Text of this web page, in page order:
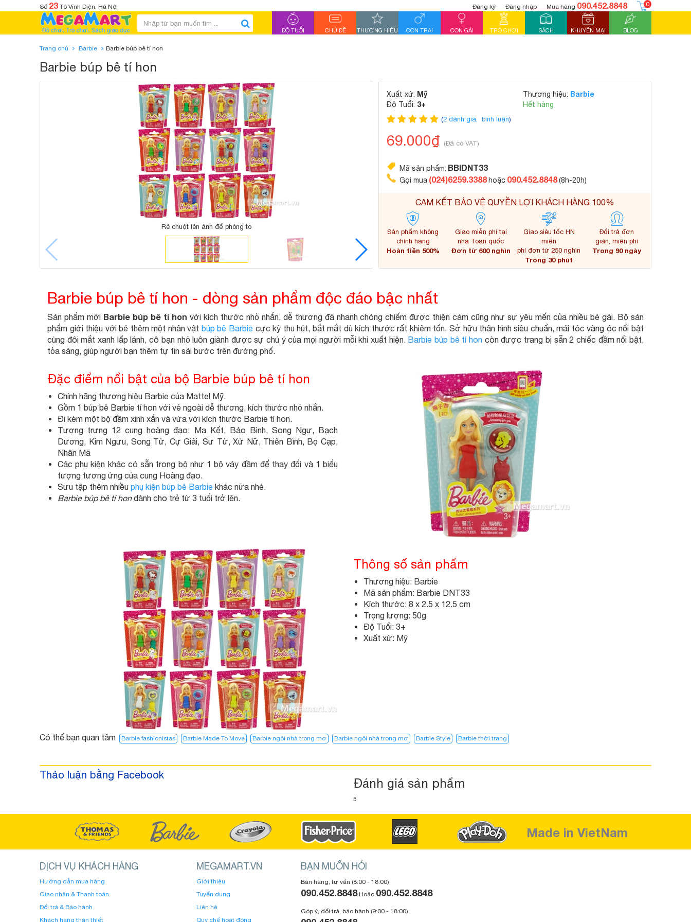
Số 23 Tô Vĩnh Diện, Hà Nội Đăng ký Đăng nhập Mua hàng 090.452.8848 0
ĐỘ TUỔI CHỦ ĐỀ THƯƠNG HIỆU CON TRAI CON GÁI TRÒ CHƠI SÁCH KHUYẾN MẠI BLOG
Trang chủ Barbie Barbie búp bê tí hon
Barbie búp bê tí hon
Rê chuột lên ảnh để phóng to
Xuất xứ: Mỹ
Độ Tuổi: 3+
Thương hiệu: Barbie
Hết hàng
(2 đánh giá, bình luận)
69.000₫ (Đã có VAT)
CAM KẾT BẢO VỆ QUYỀN LỢI KHÁCH HÀNG 100%
Sản phẩm không
chính hãng
Hoàn tiền 500%
Giao miễn phí tại
nhà Toàn quốc
Đơn từ 600 nghìn
Giao siêu tốc HN
miễn
phí đơn từ 250 nghìn
Trong 30 phút
Đổi trả đơn
giản, miễn phí
Trong 90 ngày
Mã sản phẩm: BBIDNT33
Gọi mua (024)6259.3388 hoặc 090.452.8848(8h-20h)
Barbie búp bê tí hon - dòng sản phẩm độc đáo bậc nhất
Sản phẩm mới Barbie búp bê tí hon với kích thước nhỏ nhắn, dễ thương đã nhanh chóng chiếm được thiện cảm cũng như sự yêu mến của nhiều bé gái. Bộ sản
phẩm giới thiệu với bé thêm một nhân vật búp bê Barbiecực kỳ thu hút, bắt mắt dù kích thước rất khiêm tốn. Sở hữu thân hình siêu chuẩn, mái tóc vàng óc nổi bật
cùng đôi mắt xanh lấp lánh, cô bạn nhỏ luôn giành được sự chú ý của mọi người mỗi khi xuất hiện. Barbie búp bê tí hon còn được trang bị sẵn 2 chiếc đầm nổi bật,
tỏa sáng, giúp người bạn thêm tự tin sải bước trên đường phố.
Đặc điểm nổi bật của bộ Barbie búp bê tí hon
Chính hãng thương hiệu Barbie của Mattel Mỹ.
Gồm 1 búp bê Barbie tí hon với vẻ ngoài dễ thương, kích thước nhỏ nhắn.
Đi kèm một bộ đầm xinh xắn và vừa với kích thước Barbie tí hon.
Tượng trưng 12 cung hoàng đạo: Ma Kết, Bảo Bình, Song Ngư, Bạch
Dương, Kim Ngưu, Song Tử, Cự Giải, Sư Tử, Xử Nữ, Thiên Bình, Bọ Cạp,
Nhân Mã
Các phụ kiện khác có sẵn trong bộ như 1 bộ váy đầm để thay đổi và 1 biểu
tượng tương ứng của cung Hoàng đạo.
Sưu tập thêm nhiều phụ kiện búp bê Barbie khác nữa nhé.
Barbie búp bê tí hondành cho trẻ từ 3 tuổi trở lên.
Thông số sản phẩm
Thương hiệu: Barbie
Mã sản phẩm: Barbie DNT33
Kích thước: 8 x 2.5 x 12.5 cm
Trọng lượng: 50g
Độ Tuổi: 3+
Xuất xứ: Mỹ
Có thể bạn quan tâm Barbie fashionistas Barbie Made To Move Barbie ngôi nhà trong mơ Barbie ngôi nhà trong mơ​ Barbie Style Barbie thời trang
Thảo luận bằng Facebook
Đánh giá sản phẩm
5
Made in VietNam
DỊCH VỤ KHÁCH HÀNG
Hướng dẫn mua hàng
Giao nhận & Thanh toán
Đổi trả & Bảo hành
Khách hàng thân thiết
MEGAMART.VN
Giới thiệu
Tuyển dụng
Liên hệ
Quy chế hoạt động
BẠN MUỐN HỎI
Bán hàng, tư vấn (8:00 - 18:00)
090.452.8848Hoặc 090.452.8848
Góp ý, đổi trả, bảo hành (9:00 - 18:00)